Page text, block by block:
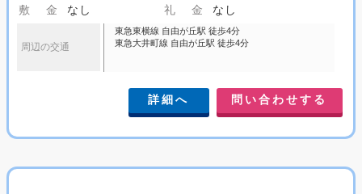
敷 金
なし 礼 金 なし
周辺の交通
東急東横線 自由が丘駅 徒歩4分
東急大井町線 自由が丘駅 徒歩4分
詳細へ 問い合わせする